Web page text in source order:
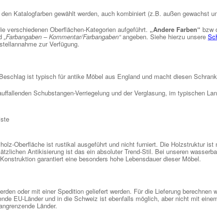
Katalogfarben gewählt werden, auch kombiniert (z.B. außen gewachst
verschiedenen Oberflächen-Kategorien aufgeführt. „Andere Farben“ bzw
„Farbangaben – Kommentar/Farbangaben“angeben. Siehe hierzu unsere
zur Verfügung.
ist typisch für antike Möbel aus England und macht diesen
Schubstangen-Verriegelung und der Verglasung, im typischen
Oberfläche ist rustikal ausgeführt und nicht furniert. Die Holzstruktur
Antikisierung ist das ein absoluter Trend-Stil. Bei unseren
garantiert eine besonders hohe Lebensdauer dieser Möbel.
oder mit einer Spedition geliefert werden. Für die Lieferung
EU-Länder und in die Schweiz ist ebenfalls möglich, aber nicht mit
Länder.